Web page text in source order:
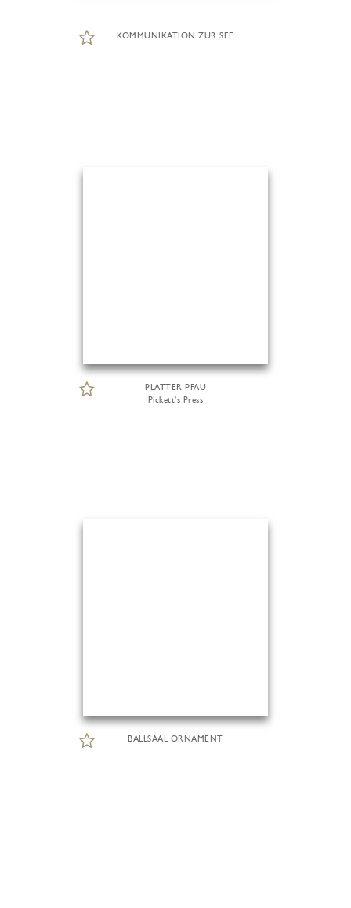
KOMMUNIKATION ZUR SEE
PLATTER PFAU
Pickett's Press
BALLSAAL ORNAMENT